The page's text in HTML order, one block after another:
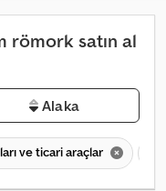
römork satın al
Alaka
ve ticari araçlar